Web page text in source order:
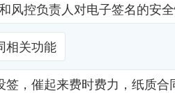
控负责人对电子签名的
相关功能
，催起来费时费力，纸质